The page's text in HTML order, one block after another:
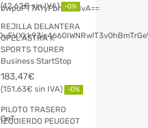
42,62€ -0%
REJILLA DELANTERA
OPEL ASTRA K
SPORTS TOURER
Business StartStop
183,47€
151,63€ -0%
PILOTO TRASERO
IZQUIERDO PEUGEOT